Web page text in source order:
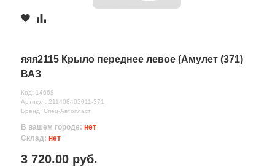
яяя2115 Крыло переднее левое (Амулет (371)
ВАЗ
Код: 14668
Артикул: 211408403011-371
Бренд: Спец-Автопласт
В вашем городе: нет
Склад: нет
3 720.00 руб.